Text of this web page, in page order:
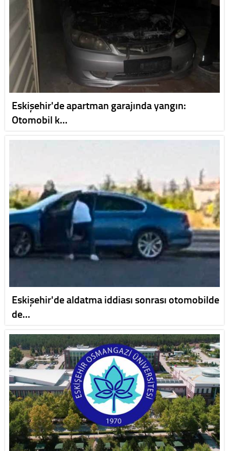
Eskişehir'de apartman garajında yangın:
Otomobil k…
Eskişehir'de aldatma iddiası sonrası otomobilde
de…